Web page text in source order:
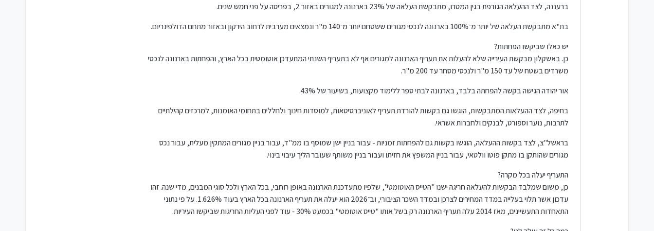
ברעננה, לצד ההעלאה הגורפת בגין המטרו, מתבקשת העלאה של 23% בארנונה למגורים באזור 2, בפריסה על פני חמש שנים.
בת"א מתבקשת העלאה של יותר מ־100% בארנונה לנכסי מגורים ששטחם יותר מ־140 מ"ר ונמצאים מערבית לרחוב הירקון ובאזור מתחם הדולפינריום.
יש כאלו שביקשו הפחתות?
כן. באשקלון מבקשת העירייה שלא להעלות את תעריף הארנונה למגורים אף לא בתעריף השנתי המתעדכן אוטומטית בכל הארץ, והפחתות בארנונה לנכסי
משרדים בשטח של עד 150 מ"ר ולנכסי מסחר עד 200 מ"ר.
אור יהודה הגישה בקשה להפחתה בלבד, בארנונה לבתי ספר ללימוד מקצועות, בשיעור של 43%.
בחיפה, לצד ההעלאות המתבקשות, הוגשו גם בקשות להורדת תעריף לאוניברסיטאות, למוסדות חינוך ולחללים בתחומי האומנות, למרכזים קהילתיים
לתרבות, נוער וספורט, לבנקים ולחברות אשראי.
בראשל"צ, לצד בקשות ההעלאה, הוגשו בקשות גם להפחתות זמניות - עבור בניין ישן שמוסף בו ממ"ד, עבור בניין מגורים המתקין מעלית, עבור נכס
מגורים שהותקן בו מתקן פוטו וולטאי, עבור בניין המשפץ את חזיתו ועבור בניין משותף שעובר הליך עיבוי בינוי.
התעריף יעלה בכל מקרה?
כן, משום שמלבד הבקשות להעלאה חריגה ישנו "הטייס האוטומטי", שלפיו מתעדכנת הארנונה באופן רוחבי, בכל הארץ ולכל סוגי המבנים, מדי שנה. זהו
עדכון אשר תלוי בעלייה במדד המחירים לצרכן ובמדד השכר הציבורי, וב־2026 הוא יעלה את תעריף הארנונה בכל הארץ בעוד 1.626%. על פי נתוני
התאחדות התעשיינים, מאז 2014 עלה תעריף הארנונה רק בשל אותו "טייס אוטומטי" בכמעט 30% - עוד לפני העליות החריגות שביקשו העיריות.